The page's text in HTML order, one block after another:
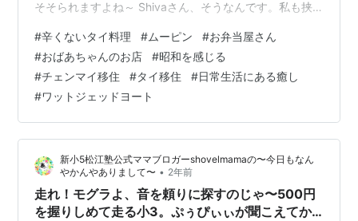
そそられますよね～ Shivaさん、そうなんです。私も挟
んお店によって味が違うんだろうな～と思います。 サバ
さん、私も試してないですが、この３点セットならすい
かはおかずもアリな気がしています。 このところ本当に
空気の状態が良くて清々しいです。 精神安定剤を飲むと
落ち着いているので、青い空を朝眺める精神的な余裕が
あります。 …
#辛くないタイ料理 #ムーピン #お弁当屋さん
#おばあちゃんのお店 #昭和を感じる
#チェンマイ移住 #タイ移住 #日常生活にある癒し
#ワットジェッドヨート
新小5松江塾公式ママブロガーshovelmamaの〜今日もなん
やかんやありまして〜 • 2年前
走れ！モグラよ、音を頼りに探すのじゃ〜500円
を握りしめて走る小3。ぷぅぴぃぃが聞こえてか